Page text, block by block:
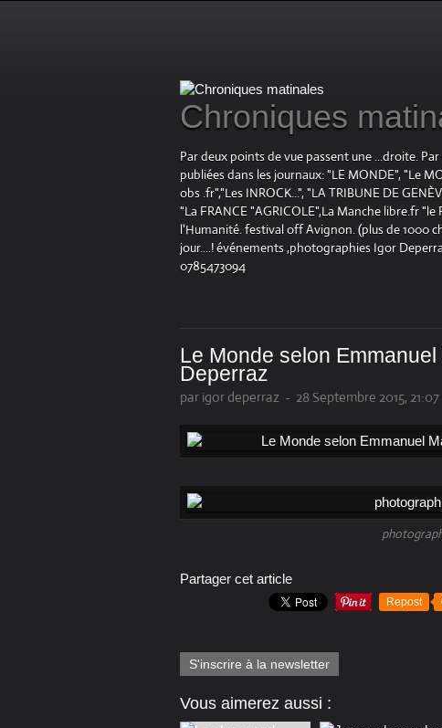
Chroniques
Par deux points de vue passent une ...droite.
publiées dans les journaux: "LE MONDE", "Le
obs .fr","Les INROCK...", "LA TRIBUNE DE
"La FRANCE "AGRICOLE",La Manche libre.fr
l'Humanité. festival off Avignon. (plus de 1000
jour....! événements ,photographies Igor
0785473094
Le Monde selon
Deperraz
par igor deperraz - 28 Septembre 2015, 21:07
Partager cet article
Repost
S'inscrire à la newsletter
Vous aimerez aussi :